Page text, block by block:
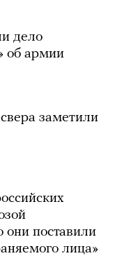
дело
об армии
заметили
они поставили
лица»